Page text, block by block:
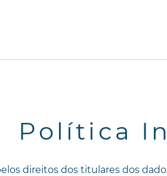
Política
direitos dos titulares dos